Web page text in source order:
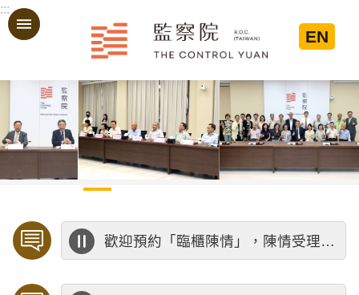
跳到主要內容區塊
:::
EN
歡迎預約「臨櫃陳情」，陳情受理中心將優先排定人員與您接談，釐清案情爭點後收案處理，以節省您的寶貴時間。